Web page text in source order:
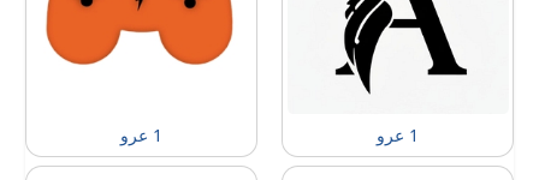
1 عرو 1 عرو